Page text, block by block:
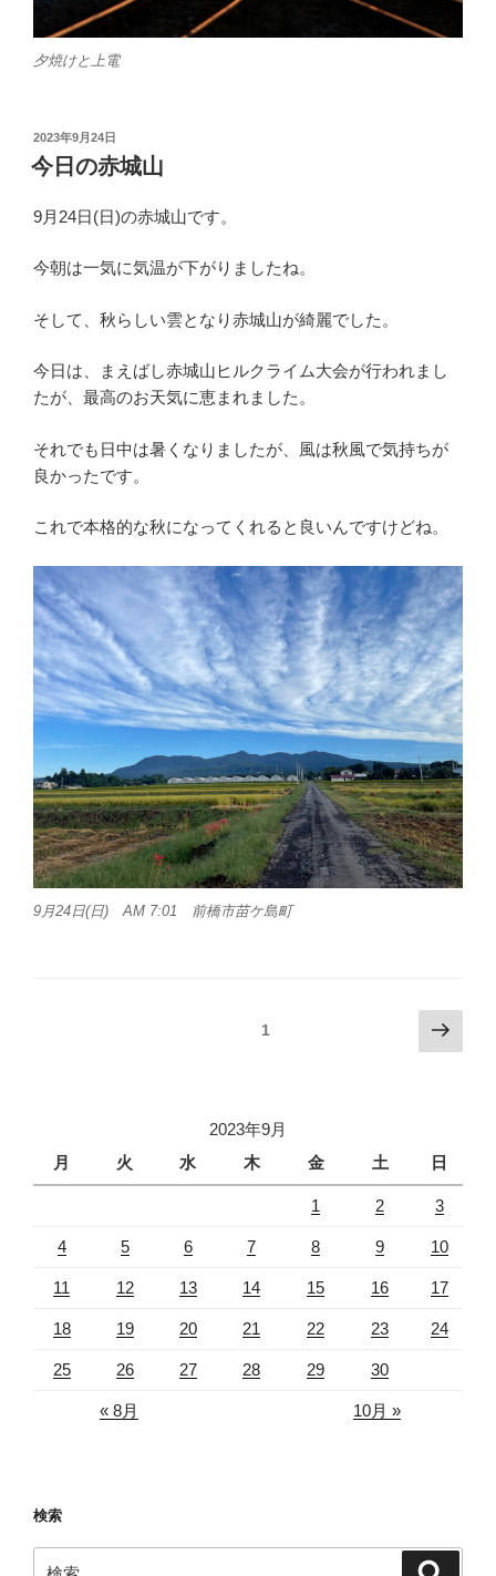
夕焼けと上電
投
稿
日:
2023年9月24日
今日の赤城山
9月24日(日)の赤城山です。
今朝は一気に気温が下がりましたね。
そして、秋らしい雲となり赤城山が綺麗でした。
今日は、まえばし赤城山ヒルクライム大会が行われまし
たが、最高のお天気に恵まれました。
それでも日中は暑くなりましたが、風は秋風で気持ちが
良かったです。
これで本格的な秋になってくれると良いんですけどね。
9月24日(日) AM 7:01 前橋市苗ケ島町
ー
1
次
の
2023年9月
月
火 水 木 金 土 日
1 2 3
4 5 6 7 8 9 10
11 12 13 14 15 16 17
18 19 20 21 22 23 24
25 26 27 28 29 30
« 8月 10月 »
検索